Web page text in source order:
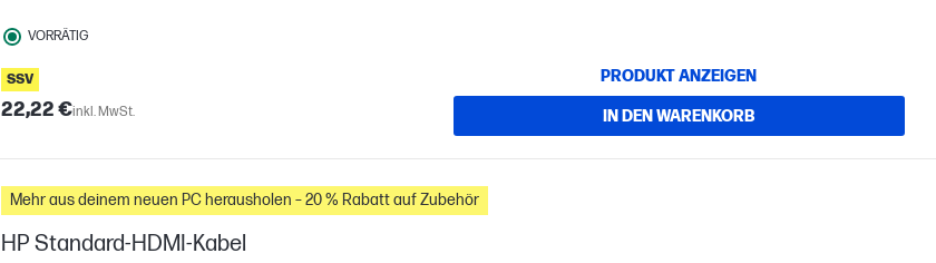
VORRÄTIG
SSV
22,22 €inkl. MwSt.
PRODUKT ANZEIGEN
IN DEN WARENKORB
Mehr aus deinem neuen PC herausholen – 20 % Rabatt auf Zubehör
HP Standard-HDMI-Kabel